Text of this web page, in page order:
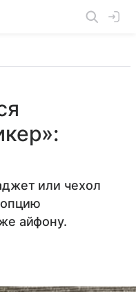
или чехол
опцию
айфону.